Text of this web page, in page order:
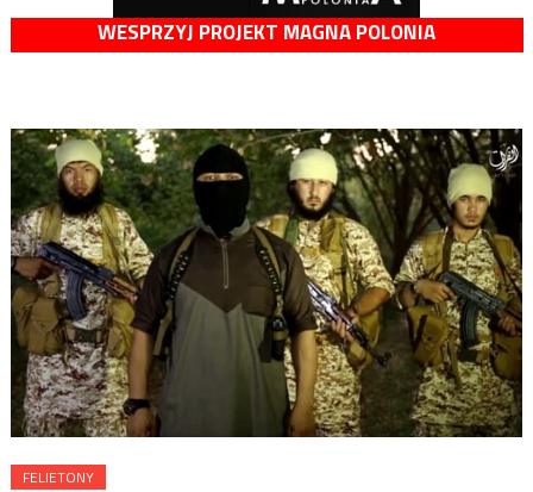
WESPRZYJ PROJEKT MAGNA POLONIA
FELIETONY